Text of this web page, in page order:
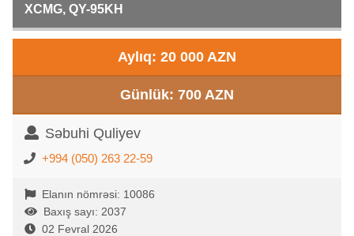
XCMG, QY-95KH
Aylıq: 20 000 AZN
Günlük: 700 AZN
Səbuhi Quliyev
+994 (050) 263 22-59
Elanın nömrəsi: 10086
Baxış sayı: 2037
02 Fevral 2026